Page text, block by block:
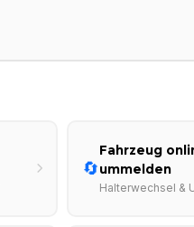
🔄
Fahrzeug
ummelden
Halterwechsel &